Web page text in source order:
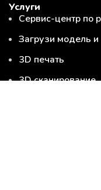
Услуги
Сервис-центр по
Загрузи модель
3D печать
3D сканирование